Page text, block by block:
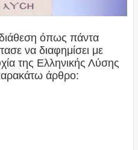
διάθεση όπως πάντα
να διαφημίσει με
της Ελληνικής Λύσης
άρθρο: